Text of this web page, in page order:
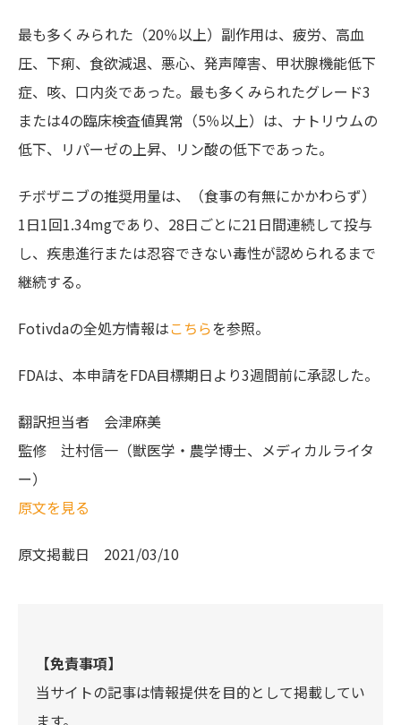
最も多くみられた（20％以上）副作用は、疲労、高血
圧、下痢、食欲減退、悪心、発声障害、甲状腺機能低下
症、咳、口内炎であった。最も多くみられたグレード3
または4の臨床検査値異常（5％以上）は、ナトリウムの
低下、リパーゼの上昇、リン酸の低下であった。
チボザニブの推奨用量は、（食事の有無にかかわらず）
1日1回1.34mgであり、28日ごとに21日間連続して投与
し、疾患進行または忍容できない毒性が認められるまで
継続する。
Fotivdaの全処方情報はこちらを参照。
FDAは、本申請をFDA目標期日より3週間前に承認した。
翻訳担当者 会津麻美
監修 辻村信一（獣医学・農学博士、メディカルライタ
ー）
原文を見る
原文掲載日 2021/03/10
【免責事項】
当サイトの記事は情報提供を目的として掲載してい
ます。